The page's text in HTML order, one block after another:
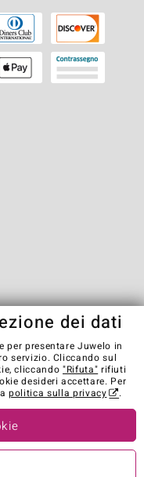
Privacy
Cookies
dal contratto
dei dati
per presentare Juwelo in
servizio. Cliccando sul
cliccando "Rifuta" rifiuti
desideri accettare. Per
politica sulla privacy .